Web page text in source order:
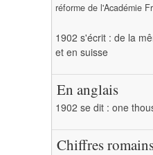
réforme de l'Académie
1902 s'écrit : de la
et en suisse
En anglais
1902 se dit : one
Chiffres